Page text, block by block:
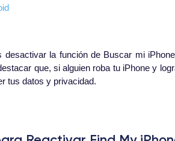
desactivar la función de Buscar mi
que, si alguien roba tu iPhone y
tus datos y privacidad.